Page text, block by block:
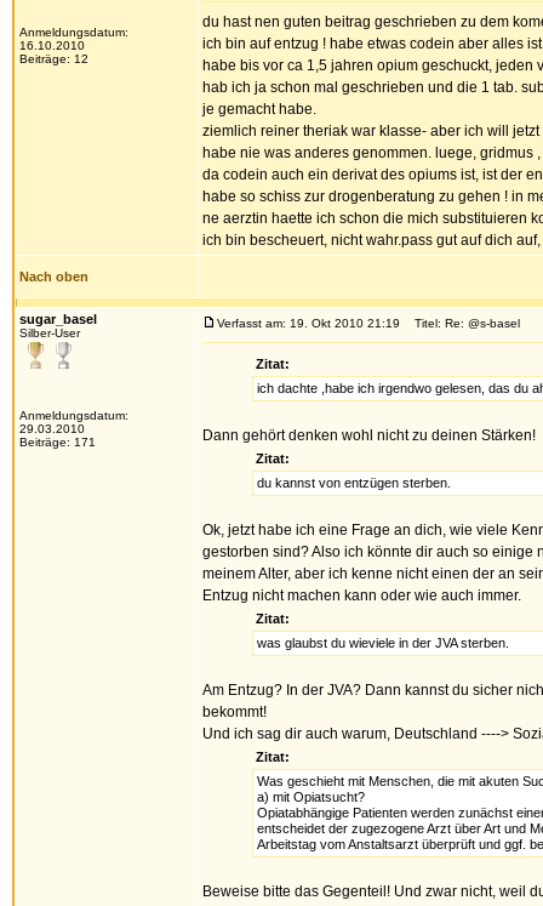
Anmeldungsdatum:
16.10.2010
Beiträge: 12
du hast nen guten beitrag geschrieben zu dem
ich bin auf entzug ! habe etwas codein aber alles
habe bis vor ca 1,5 jahren opium geschuckt, jeden
hab ich ja schon mal geschrieben und die 1 tab.
je gemacht habe.
ziemlich reiner theriak war klasse- aber ich will
habe nie was anderes genommen. luege, gridmus
da codein auch ein derivat des opiums ist, ist der
habe so schiss zur drogenberatung zu gehen ! in
ne aerztin haette ich schon die mich substituieren
ich bin bescheuert, nicht wahr.pass gut auf dich
Nach oben
sugar_basel
Silber-User
Anmeldungsdatum:
29.03.2010
Beiträge: 171
Verfasst am: 19. Okt 2010 21:19 Titel: Re: @s-basel
Zitat:
ich dachte ,habe ich irgendwo gelesen, das du
Dann gehört denken wohl nicht zu deinen Stärken!
Zitat:
du kannst von entzügen sterben.
Ok, jetzt habe ich eine Frage an dich, wie viele
gestorben sind? Also ich könnte dir auch so
meinem Alter, aber ich kenne nicht einen der an
Entzug nicht machen kann oder wie auch immer.
Zitat:
was glaubst du wieviele in der JVA sterben.
Am Entzug? In der JVA? Dann kannst du sicher
bekommt!
Und ich sag dir auch warum, Deutschland ---->
Zitat:
Was geschieht mit Menschen, die mit akuten
a) mit Opiatsucht?
Opiatabhängige Patienten werden zunächst
entscheidet der zugezogene Arzt über Art und
Arbeitstag vom Anstaltsarzt überprüft und ggf.
Beweise bitte das Gegenteil! Und zwar nicht, weil